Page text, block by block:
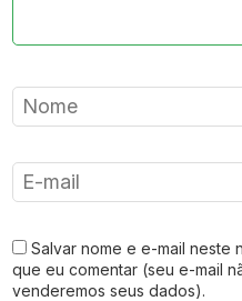
Salvar nome e e-mail neste
que eu comentar (seu e-mail
venderemos seus dados).